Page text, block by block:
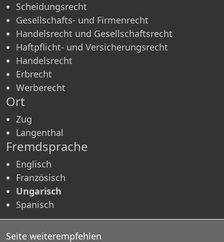
Scheidungsrecht
Gesellschafts- und Firmenrecht
Handelsrecht und Gesellschaftsrecht
Haftpflicht- und Versicherungsrecht
Handelsrecht
Erbrecht
Werberecht
Ort
Zug
Langenthal
Fremdsprache
Englisch
Französisch
Ungarisch
Spanisch
Seite weiterempfehlen